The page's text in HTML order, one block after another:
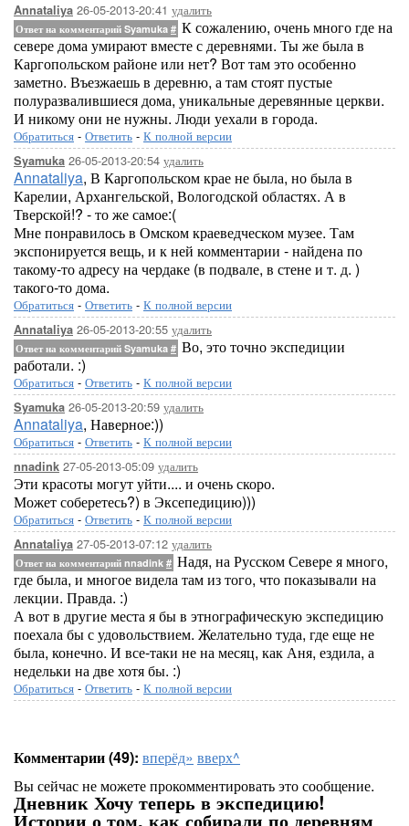
Annataliya 26-05-2013-20:41 удалить
Ответ на комментарий Syamuka # К сожалению, очень много где на
севере дома умирают вместе с деревнями. Ты же была в
Каргопольском районе или нет? Вот там это особенно
заметно. Въезжаешь в деревню, а там стоят пустые
полуразвалившиеся дома, уникальные деревянные церкви.
И никому они не нужны. Люди уехали в города.
Обратиться - Ответить - К полной версии
Syamuka 26-05-2013-20:54 удалить
Annataliya, В Каргопольском крае не была, но была в
Карелии, Архангельской, Вологодской областях. А в
Тверской!? - то же самое:(
Мне понравилось в Омском краеведческом музее. Там
экспонируется вещь, и к ней комментарии - найдена по
такому-то адресу на чердаке (в подвале, в стене и т. д. )
такого-то дома.
Обратиться - Ответить - К полной версии
Annataliya 26-05-2013-20:55 удалить
Ответ на комментарий Syamuka # Во, это точно экспедиции
работали. :)
Обратиться - Ответить - К полной версии
Syamuka 26-05-2013-20:59 удалить
Annataliya, Наверное:))
Обратиться - Ответить - К полной версии
nnadink 27-05-2013-05:09 удалить
Эти красоты могут уйти.... и очень скоро.
Может соберетесь?) в Эксепедицию)))
Обратиться - Ответить - К полной версии
Annataliya 27-05-2013-07:12 удалить
Ответ на комментарий nnadink # Надя, на Русском Севере я много,
где была, и многое видела там из того, что показывали на
лекции. Правда. :)
А вот в другие места я бы в этнографическую экспедицию
поехала бы с удовольствием. Желательно туда, где еще не
была, конечно. И все-таки не на месяц, как Аня, ездила, а
недельки на две хотя бы. :)
Обратиться - Ответить - К полной версии
Комментарии (49): вперёд» вверх^
Вы сейчас не можете прокомментировать это сообщение.
Дневник Хочу теперь в экспедицию!
Истории о том, как собирали по деревням